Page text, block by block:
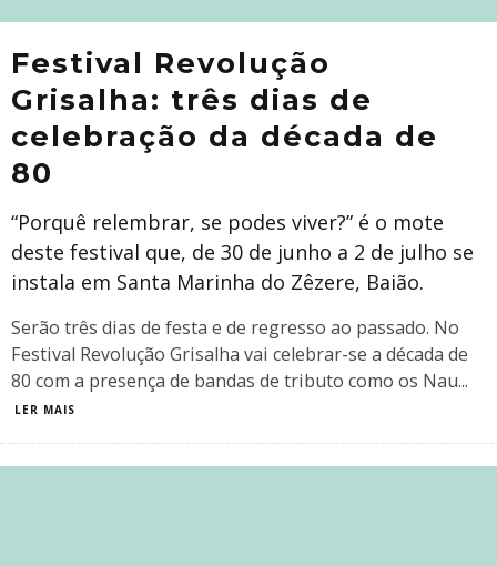
Festival Revolução
Grisalha: três dias de
celebração da década de
80
“Porquê relembrar, se podes viver?” é o mote
deste festival que, de 30 de junho a 2 de julho se
instala em Santa Marinha do Zêzere, Baião.
Serão três dias de festa e de regresso ao passado. No
Festival Revolução Grisalha vai celebrar-se a década de
80 com a presença de bandas de tributo como os Nau...
LER MAIS